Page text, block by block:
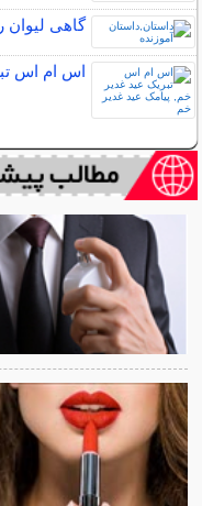
گاهی ليوان
اس ام اس